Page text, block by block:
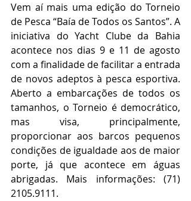
Vem aí mais uma edição do Torneio
de Pesca “Baía de Todos os Santos”. A
iniciativa do Yacht Clube da Bahia
acontece nos dias 9 e 11 de agosto
com a finalidade de facilitar a entrada
de novos adeptos à pesca esportiva.
Aberto a embarcações de todos os
tamanhos, o Torneio é democrático,
mas visa, principalmente,
proporcionar aos barcos pequenos
condições de igualdade aos de maior
porte, já que acontece em águas
abrigadas. Mais informações: (71)
2105.9111.